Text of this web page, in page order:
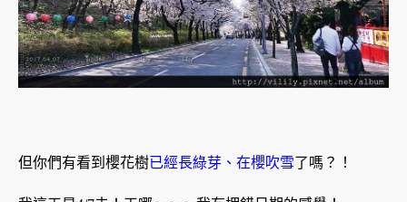
但你們有看到櫻花樹已經長綠芽、在櫻吹雪 了嗎？！